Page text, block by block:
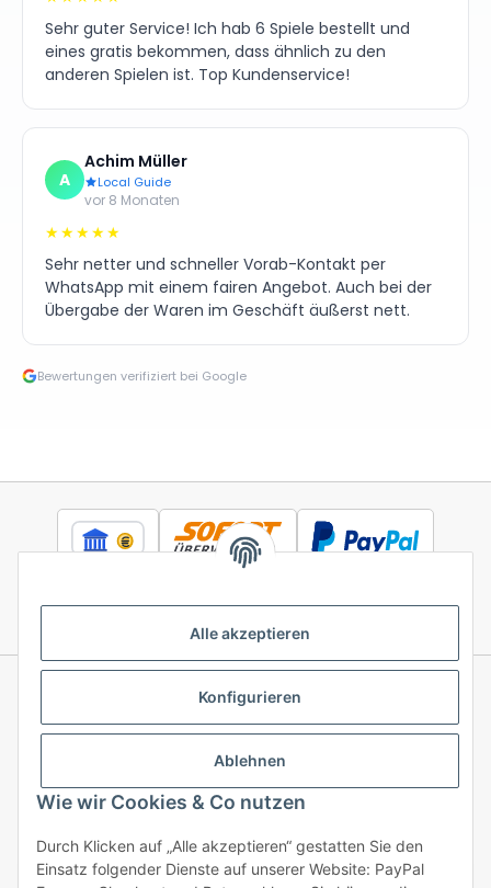
Alle akzeptieren
Konfigurieren
Ablehnen
Wie wir Cookies & Co nutzen
Durch Klicken auf „Alle akzeptieren“ gestatten Sie den
Einsatz folgender Dienste auf unserer Website: PayPal
Sehr guter Service! Ich hab 6 Spiele bestellt und
eines gratis bekommen, dass ähnlich zu den
anderen Spielen ist. Top Kundenservice!
A
Achim Müller
Local Guide
vor 8 Monaten
★★★★★
Sehr netter und schneller Vorab-Kontakt per
WhatsApp mit einem fairen Angebot. Auch bei der
Übergabe der Waren im Geschäft äußerst nett.
Bewertungen verifiziert bei Google
Informationen
Gesetzliche Informationen